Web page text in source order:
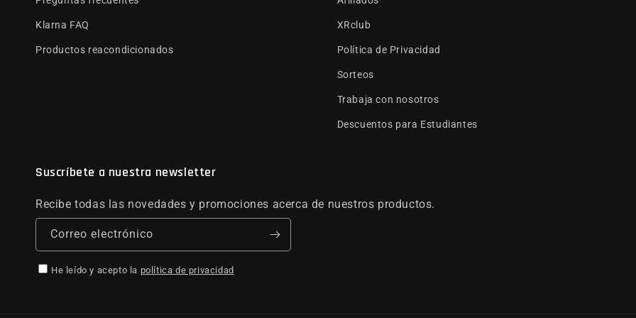
Klarna FAQ
Productos reacondicionados
XRclub
Política de Privacidad
Sorteos
Trabaja con nosotros
Descuentos para Estudiantes
Suscríbete a nuestra newsletter
Recibe todas las novedades y promociones acerca de nuestros productos.
Correo electrónico
He leído y acepto la política de privacidad